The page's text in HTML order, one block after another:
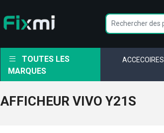
TOUTES LES
MARQUES
ACCECOIRES
AFFICHEUR VIVO Y21S